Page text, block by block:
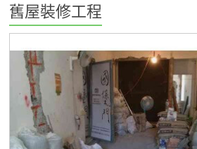
舊屋裝修工程